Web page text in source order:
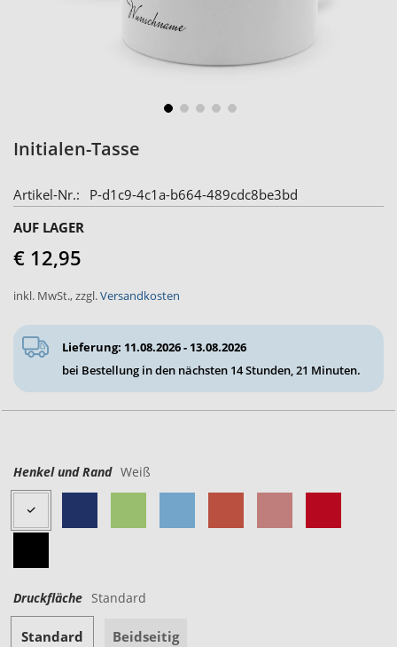
Initialen-Tasse
Artikel-Nr.
P-d1c9-4c1a-b664-489cdc8be3bd
AUF LAGER
€ 12,95
inkl. MwSt.,zzgl.Versandkosten
Lieferung: 11.08.2026 - 13.08.2026
bei Bestellung in den nächsten 14 Stunden, 21 Minuten.
Henkel und Rand Weiß
Druckfläche Standard
Standard Beidseitig
to
beginning
of
images
gallery